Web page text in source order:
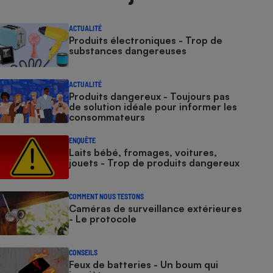
ACTUALITÉ
Produits électroniques - Trop de
substances dangereuses
ACTUALITÉ
Produits dangereux - Toujours pas
de solution idéale pour informer les
consommateurs
ENQUÊTE
Laits bébé, fromages, voitures,
jouets - Trop de produits dangereux
COMMENT NOUS TESTONS
Caméras de surveillance extérieures
- Le protocole
CONSEILS
Feux de batteries - Un boum qui